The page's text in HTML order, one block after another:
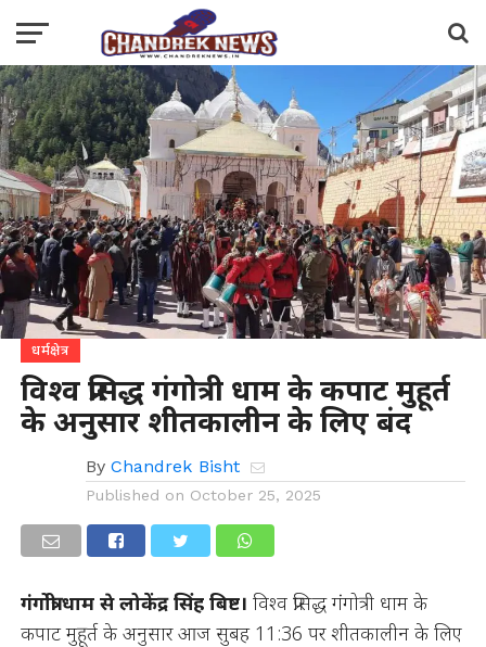
धर्मक्षेत्र
विश्व प्रसिद्ध गंगोत्री धाम के कपाट मुहूर्त
के अनुसार शीतकालीन के लिए बंद
By Chandrek Bisht
Published on October 25, 2025
गंगोत्री धाम से लोकेंद्र सिंह बिष्ट। विश्व प्रसिद्ध गंगोत्री धाम के
कपाट मुहूर्त के अनुसार आज सुबह 11:36 पर शीतकालीन के लिए